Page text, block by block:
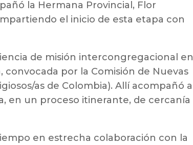
la Hermana Provincial, Flor
el inicio de esta etapa con
de misión intercongregacional en
convocada por la Comisión de Nuevas
as de Colombia). Allí acompañó a
en un proceso itinerante, de cercanía
en estrecha colaboración con la